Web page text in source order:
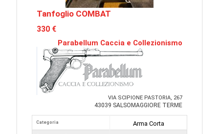
Tanfoglio COMBAT
330 €
Parabellum Caccia e Collezionismo
VIA SCIPIONE PASTORIA, 267
43039 SALSOMAGGIORE TERME
Categoria
Arma Corta